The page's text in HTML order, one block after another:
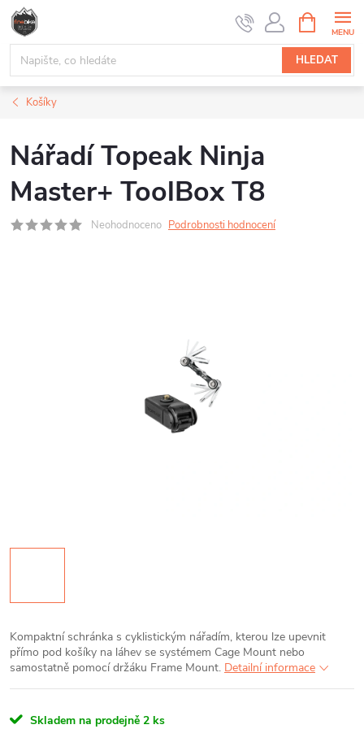
Přejít
obsah
HLEDAT
NÁKUPNÍ
KOŠÍK
Košíky
Nářadí Topeak Ninja
Master+ ToolBox T8
Neohodnoceno Podrobnosti hodnocení
Kompaktní schránka s cyklistickým nářadím, kterou lze upevnit
přímo pod košíky na láhev se systémem Cage Mount nebo
samostatně pomocí držáku Frame Mount. Detailní informace
Skladem na prodejně 2 ks